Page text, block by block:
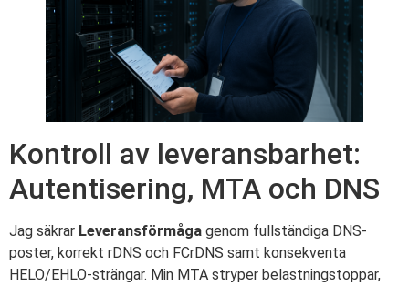
Kontroll av leveransbarhet:
Autentisering, MTA och DNS
Jag säkrar Leveransförmåga genom fullständiga DNS-
poster, korrekt rDNS och FCrDNS samt konsekventa
HELO/EHLO-strängar. Min MTA stryper belastningstoppar,